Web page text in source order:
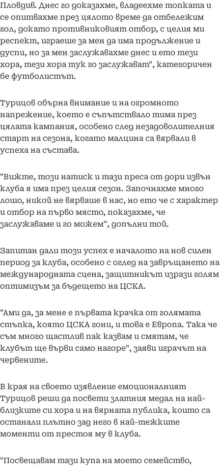
Пловдив. Днес го доказахме, владеехме топката и
се опитвахме през цялото време да отбележим
гол, докато противниковият отбор, с целия ми
респект, играеше за мен да има продължение и
дуспи, но за мен заслужавахме днес и ето тези
хора, тези хора тук го заслужават", категоричен
бе футболистът.
Турицов обърна внимание и на огромното
напрежение, което е съпътствало тима през
цялата кампания, особено след незадоволителния
старт на сезона, когато малцина са вярвали в
успеха на състава.
"Вижте, този натиск и тази преса от дори извън
клуба я има през целия сезон. Започнахме много
лошо, никой не вярваше в нас, но ето че с характер
и отбор на първо място, показахме, че
заслужаваме и го можем", допълни той.
Запитан дали този успех е началото на нов силен
период за клуба, особено с оглед на завръщането на
международната сцена, защитникът изрази голям
оптимизъм за бъдещето на ЦСКА.
"Ами да, за мене е първата крачка от голямата
стъпка, която ЦСКА гони, и това е Европа. Така че
съм много щастлив пак казвам и смятам, че
клубът ще върви само нагоре", заяви играчът на
червените.
В края на своето изявление емоционалният
Турицов реши да посвети златния медал на най-
близките си хора и на вярната публика, които са
останали плътно зад него в най-тежките
моменти от престоя му в клуба.
"Посвещавам тази купа на моето семейство,